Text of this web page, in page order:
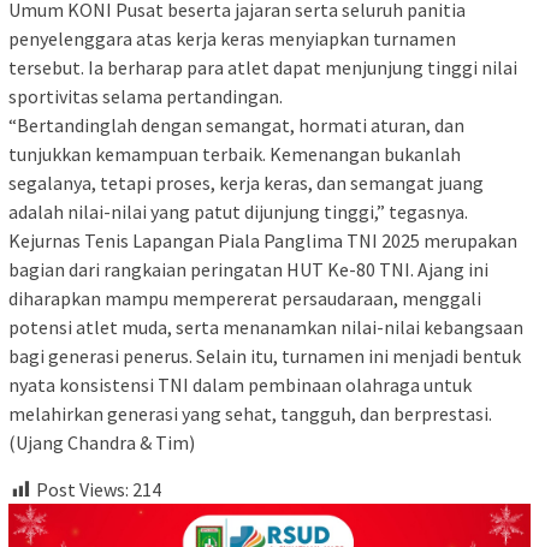
Umum KONI Pusat beserta jajaran serta seluruh panitia
penyelenggara atas kerja keras menyiapkan turnamen
tersebut. Ia berharap para atlet dapat menjunjung tinggi nilai
sportivitas selama pertandingan.
“Bertandinglah dengan semangat, hormati aturan, dan
tunjukkan kemampuan terbaik. Kemenangan bukanlah
segalanya, tetapi proses, kerja keras, dan semangat juang
adalah nilai-nilai yang patut dijunjung tinggi,” tegasnya.
Kejurnas Tenis Lapangan Piala Panglima TNI 2025 merupakan
bagian dari rangkaian peringatan HUT Ke-80 TNI. Ajang ini
diharapkan mampu mempererat persaudaraan, menggali
potensi atlet muda, serta menanamkan nilai-nilai kebangsaan
bagi generasi penerus. Selain itu, turnamen ini menjadi bentuk
nyata konsistensi TNI dalam pembinaan olahraga untuk
melahirkan generasi yang sehat, tangguh, dan berprestasi.
(Ujang Chandra & Tim)
Post Views: 214